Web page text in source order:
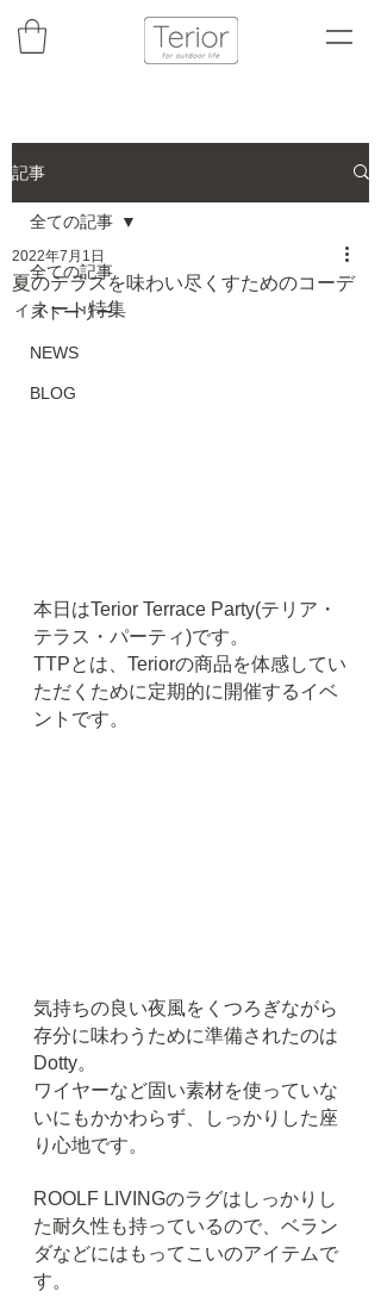
記事
全ての記事
ストーリー
NEWS
BLOG
全ての記事
夏のテラスを味わい尽くすためのコーデ
ィネート特集
2022年7月1日
本日はTerior Terrace Party(テリア・
テラス・パーティ)です。
TTPとは、Teriorの商品を体感してい
ただくために定期的に開催するイベ
ントです。
気持ちの良い夜風をくつろぎながら
存分に味わうために準備されたのは
Dotty。
ワイヤーなど固い素材を使っていな
いにもかかわらず、しっかりした座
り心地です。
ROOLF LIVINGのラグはしっかりし
た耐久性も持っているので、ベラン
ダなどにはもってこいのアイテムで
す。